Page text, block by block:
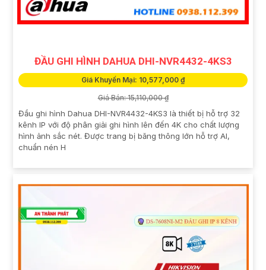
ĐẦU GHI HÌNH DAHUA DHI-NVR4432-4KS3
Giá Khuyến Mại: 10,577,000 ₫
Giá Bán: 15,110,000 ₫
Đầu ghi hình Dahua DHI-NVR4432-4KS3 là thiết bị hỗ trợ 32
kênh IP với độ phân giải ghi hình lên đến 4K cho chất lượng
hình ảnh sắc nét. Được trang bị băng thông lớn hỗ trợ AI,
chuẩn nén H